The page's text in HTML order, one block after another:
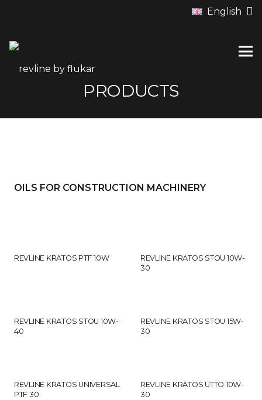
English
PRODUCTS
OILS FOR CONSTRUCTION MACHINERY
REVLINE KRATOS PTF 10W
REVLINE KRATOS STOU 10W-
30
REVLINE KRATOS STOU 10W-
40
REVLINE KRATOS STOU 15W-
30
REVLINE KRATOS UNIVERSAL
PTF 30
REVLINE KRATOS UTTO 10W-
30